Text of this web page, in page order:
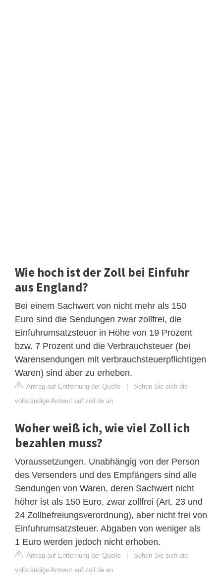
Wie hoch ist der Zoll bei Einfuhr
aus England?
Bei einem Sachwert von nicht mehr als 150
Euro sind die Sendungen zwar zollfrei, die
Einfuhrumsatzsteuer in Höhe von 19 Prozent
bzw. 7 Prozent und die Verbrauchsteuer (bei
Warensendungen mit verbrauchsteuerpflichtigen
Waren) sind aber zu erheben.
Antrag auf Entfernung der Quelle | Sehen Sie sich die
vollständige Antwort auf zoll.de an
Woher weiß ich, wie viel Zoll ich
bezahlen muss?
Voraussetzungen. Unabhängig von der Person
des Versenders und des Empfängers sind alle
Sendungen von Waren, deren Sachwert nicht
höher ist als 150 Euro, zwar zollfrei (Art. 23 und
24 Zollbefreiungsverordnung), aber nicht frei von
Einfuhrumsatzsteuer. Abgaben von weniger als
1 Euro werden jedoch nicht erhoben.
Antrag auf Entfernung der Quelle | Sehen Sie sich die
vollständige Antwort auf zoll.de an